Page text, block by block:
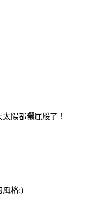
陽都曬屁股了！
風格:)